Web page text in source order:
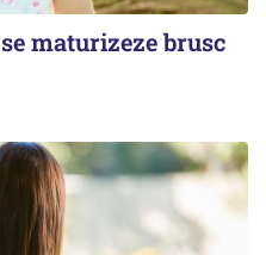
maturizeze brusc